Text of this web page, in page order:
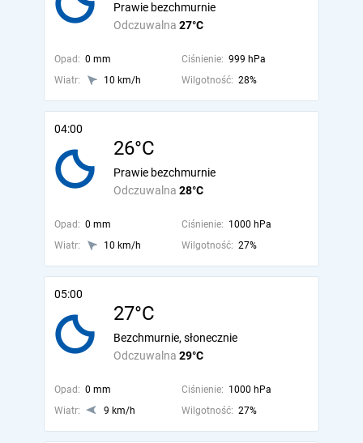
Odczuwalna 27°C
Prawie bezchmurnie
Opad: 0 mm Ciśnienie: 999 hPa
Wiatr:
10 km/h Wilgotność: 28%
04:00
26°C
Odczuwalna 28°C
Prawie bezchmurnie
Opad: 0 mm Ciśnienie: 1000 hPa
Wiatr:
10 km/h Wilgotność: 27%
05:00
27°C
Odczuwalna 29°C
Bezchmurnie, słonecznie
Opad: 0 mm Ciśnienie: 1000 hPa
Wiatr:
9 km/h Wilgotność: 27%